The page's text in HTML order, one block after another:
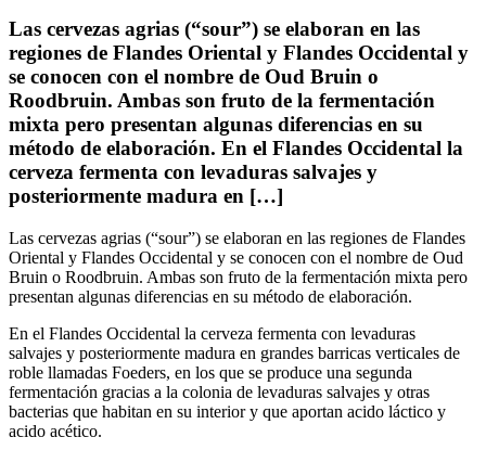
Las cervezas agrias (“sour”) se elaboran en las
regiones de Flandes Oriental y Flandes Occidental y
se conocen con el nombre de Oud Bruin o
Roodbruin. Ambas son fruto de la fermentación
mixta pero presentan algunas diferencias en su
método de elaboración. En el Flandes Occidental la
cerveza fermenta con levaduras salvajes y
posteriormente madura en […]
Las cervezas agrias (“sour”) se elaboran en las regiones de Flandes
Oriental y Flandes Occidental y se conocen con el nombre de Oud
Bruin o Roodbruin. Ambas son fruto de la fermentación mixta pero
presentan algunas diferencias en su método de elaboración.
En el Flandes Occidental la cerveza fermenta con levaduras
salvajes y posteriormente madura en grandes barricas verticales de
roble llamadas Foeders, en los que se produce una segunda
fermentación gracias a la colonia de levaduras salvajes y otras
bacterias que habitan en su interior y que aportan acido láctico y
acido acético.